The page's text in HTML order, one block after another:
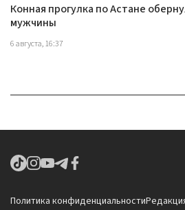
Конная прогулка по Астане
мужчины
6 августа, 16:37
Политика конфиденциальности